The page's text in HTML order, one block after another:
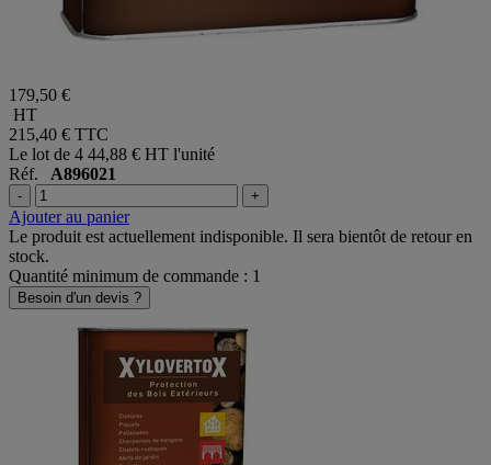
179,50 €
HT
215,40 € TTC
Le lot de 4 44,88 € HT l'unité
Réf. A896021
- +
Ajouter au panier
Le produit est actuellement indisponible. Il sera bientôt de retour en
stock.
Quantité minimum de commande : 1
Besoin d'un devis ?